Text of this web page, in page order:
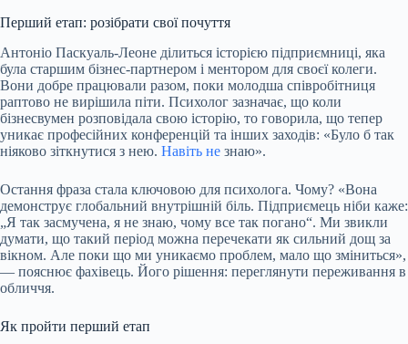
Перший етап: розібрати свої почуття
Антоніо Паскуаль-Леоне ділиться історією підприємниці, яка
була старшим бізнес-партнером і ментором для своєї колеги.
Вони добре працювали разом, поки молодша співробітниця
раптово не вирішила піти. Психолог зазначає, що коли
бізнесвумен розповідала свою історію, то говорила, що тепер
уникає професійних конференцій та інших заходів: «Було б так
ніяково зіткнутися з нею. Навіть не знаю».
Остання фраза стала ключовою для психолога. Чому? «Вона
демонструє глобальний внутрішній біль. Підприємець ніби каже:
„Я так засмучена, я не знаю, чому все так погано“. Ми звикли
думати, що такий період можна перечекати як сильний дощ за
вікном. Але поки що ми уникаємо проблем, мало що зміниться»,
— пояснює фахівець. Його рішення: переглянути переживання в
обличчя.
Як пройти перший етап